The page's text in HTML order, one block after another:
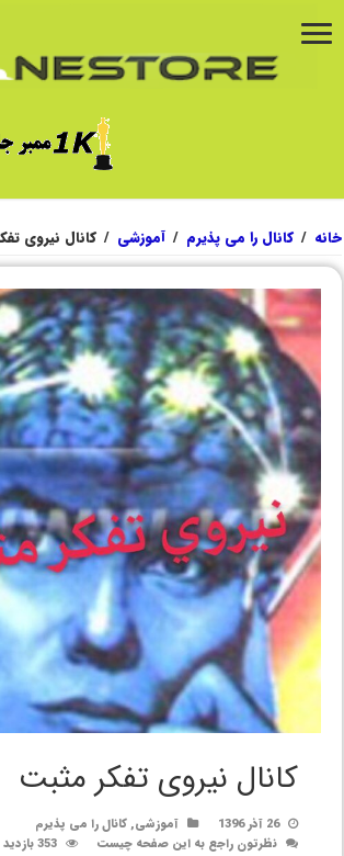
خانه / کانال را می پذیرم / آموزشی / کانال نیروی
کانال نیروی تفکر مثبت
26 آذر 1396 آموزشی,کانال را می پذیرم
نظرتون راجع به این صفحه چیست
353 بازدید